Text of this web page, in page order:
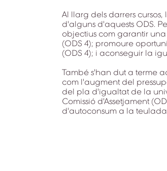
Al llarg dels darrers
d'alguns d'aquests ODS.
objectius com garantir
(ODS 4); promoure
(ODS 4); i aconseguir la
També s'han dut a terme
com l'augment del
del pla d'igualtat de la
Comissió d'Assetjament
d'autoconsum a la teulada